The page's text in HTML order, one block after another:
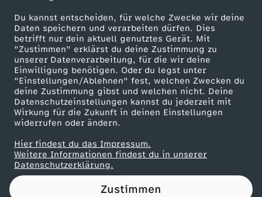
Du kannst entscheiden, für welche Zwecke wir deine
Daten speichern und verarbeiten dürfen. Dies
betrifft nur dein aktuell genutztes Gerät. Mit
"Zustimmen" erklärst du deine Zustimmung zu
unserer Datenverarbeitung, für die wir deine
Einwilligung benötigen. Oder du legst unter
"Einstellungen/Ablehnen" fest, welchen Zwecken du
deine Zustimmung gibst und welchen nicht. Deine
Datenschutzeinstellungen kannst du jederzeit mit
Wirkung für die Zukunft in deinen Einstellungen
widerrufen oder ändern.
Hier findest du das Impressum.
Weitere Informationen findest du in unserer
Datenschutzerklärung.
Zustimmen
l
z
w
i
s
c
h
ZDF goes Schule
Werbefernsehen
Mainzelmännchen
Partner